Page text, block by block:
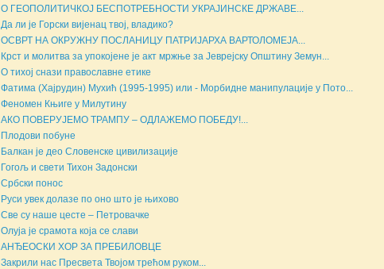
О ГЕОПОЛИТИЧКОЈ БЕСПОТРЕБНОСТИ УКРАЈИНСКЕ ДРЖАВЕ...
Да ли је Горски вијенац твој, владико?
ОСВРТ НА ОКРУЖНУ ПОСЛАНИЦУ ПАТРИЈАРХА ВАРТОЛОМЕЈА...
Крст и молитва за упокојене је акт мржње за Јеврејску Општину Земун...
О тихој снази православне етике
Фатима (Хајрудин) Мухић (1995-1995) или - Морбидне манипулације у Пото...
Феномен Књиге у Милутину
АКО ПОВЕРУЈЕМО ТРАМПУ – ОДЛАЖЕМО ПОБЕДУ!...
Плодови побуне
Балкан је део Словенске цивилизације
Гогољ и свети Тихон Задонски
Србски понос
Руси увек долазе по оно што је њихово
Све су наше цесте – Петровачке
Олуја је срамота која се слави
АНЂЕОСКИ ХОР ЗА ПРЕБИЛОВЦЕ
Закрили нас Пресвета Твојом трећом руком...